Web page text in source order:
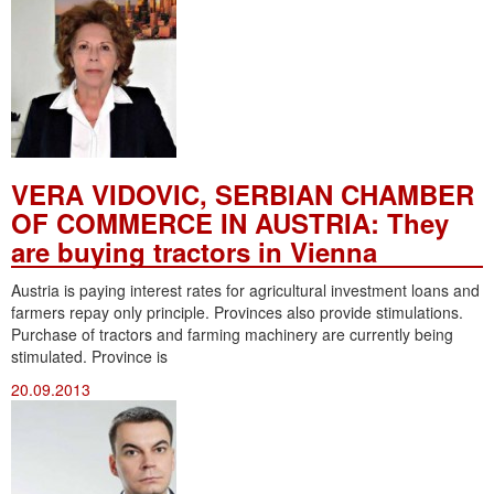
VERA VIDOVIC, SERBIAN CHAMBER
OF COMMERCE IN AUSTRIA: They
are buying tractors in Vienna
Austria is paying interest rates for agricultural investment loans and
farmers repay only principle. Provinces also provide stimulations.
Purchase of tractors and farming machinery are currently being
stimulated. Province is
20.09.2013